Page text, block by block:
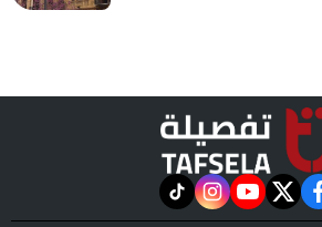
facebook
twitter
youtube
instagram
tiktok